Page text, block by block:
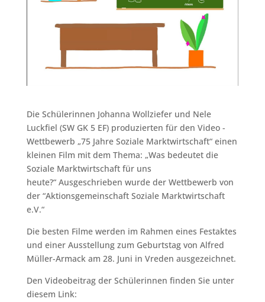
Die Schülerinnen Johanna Wollziefer und Nele
Luckfiel (SW GK 5 EF) produzierten für den Video -
Wettbewerb „75 Jahre Soziale Marktwirtschaft“ einen
kleinen Film mit dem Thema: „Was bedeutet die
Soziale Marktwirtschaft für uns
heute?“ Ausgeschrieben wurde der Wettbewerb von
der “Aktionsgemeinschaft Soziale Marktwirtschaft
e.V.“
Die besten Filme werden im Rahmen eines Festaktes
und einer Ausstellung zum Geburtstag von Alfred
Müller-Armack am 28. Juni in Vreden ausgezeichnet.
Den Videobeitrag der Schülerinnen finden Sie unter
diesem Link: